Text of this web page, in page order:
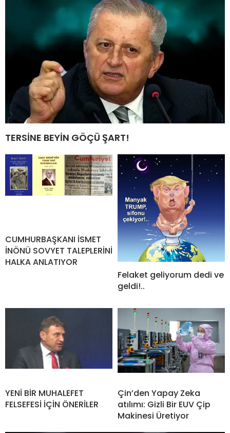
TERSİNE BEYİN GÖÇÜ ŞART!
CUMHURBAŞKANI İSMET
İNÖNÜ SOVYET TALEPLERİNİ
HALKA ANLATIYOR
Felaket geliyorum dedi ve
geldi!..
YENİ BİR MUHALEFET
FELSEFESİ İÇİN ÖNERİLER
Çin’den Yapay Zeka
atılımı: Gizli Bir EUV Çip
Makinesi Üretiyor